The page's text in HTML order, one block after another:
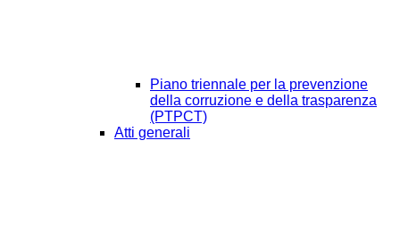
Piano triennale per la prevenzione
della corruzione e della trasparenza
(PTPCT)
Atti generali